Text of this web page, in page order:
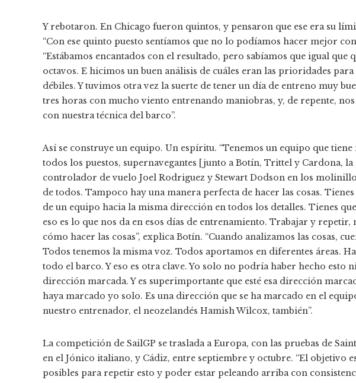
Y rebotaron. En Chicago fueron quintos, y pensaron que ese era su
“Con ese quinto puesto sentíamos que no lo podíamos hacer mejor
“Estábamos encantados con el resultado, pero sabíamos que igual
octavos. E hicimos un buen análisis de cuáles eran las prioridades
débiles. Y tuvimos otra vez la suerte de tener un día de entreno muy
tres horas con mucho viento entrenando maniobras, y, de repente,
con nuestra técnica del barco”.
Así se construye un equipo. Un espíritu. “Tenemos un equipo que
todos los puestos, supernavegantes [junto a Botín, Trittel y Cardona,
controlador de vuelo Joel Rodriguez y Stewart Dodson en los
de todos. Tampoco hay una manera perfecta de hacer las cosas.
de un equipo hacia la misma dirección en todos los detalles. Tienes
eso es lo que nos da en esos días de entrenamiento. Trabajar y
cómo hacer las cosas”, explica Botín. “Cuando analizamos las cosas,
Todos tenemos la misma voz. Todos aportamos en diferentes áreas.
todo el barco. Y eso es otra clave. Yo solo no podría haber hecho esto
dirección marcada. Y es superimportante que esté esa dirección
haya marcado yo solo. Es una dirección que se ha marcado en el
nuestro entrenador, el neozelandés Hamish Wilcox, también”.
La competición de SailGP se traslada a Europa, con las pruebas de
en el Jónico italiano, y Cádiz, entre septiembre y octubre. “El objetivo
posibles para repetir esto y poder estar peleando arriba con